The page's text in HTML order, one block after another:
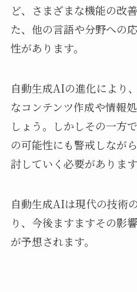
ど、さまざまな機能の改
た、他の言語や分野への
性があります。
自動生成AIの進化により
なコンテンツ作成や情報
しょう。しかしその一方
の可能性にも警戒しなが
討していく必要があります
自動生成AIは現代の技術
り、今後ますますその影
が予想されます。